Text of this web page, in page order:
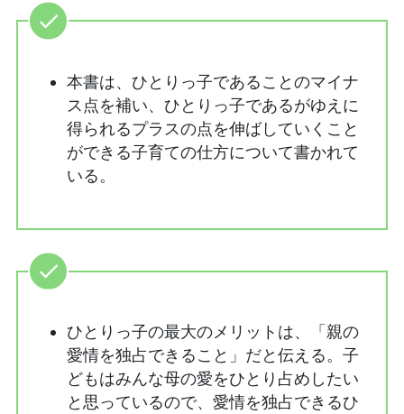
本書は、ひとりっ子であることのマイナ
ス点を補い、ひとりっ子であるがゆえに
得られるプラスの点を伸ばしていくこと
ができる子育ての仕方について書かれて
いる。
ひとりっ子の最大のメリットは、「親の
愛情を独占できること」だと伝える。子
どもはみんな母の愛をひとり占めしたい
と思っているので、愛情を独占できるひ